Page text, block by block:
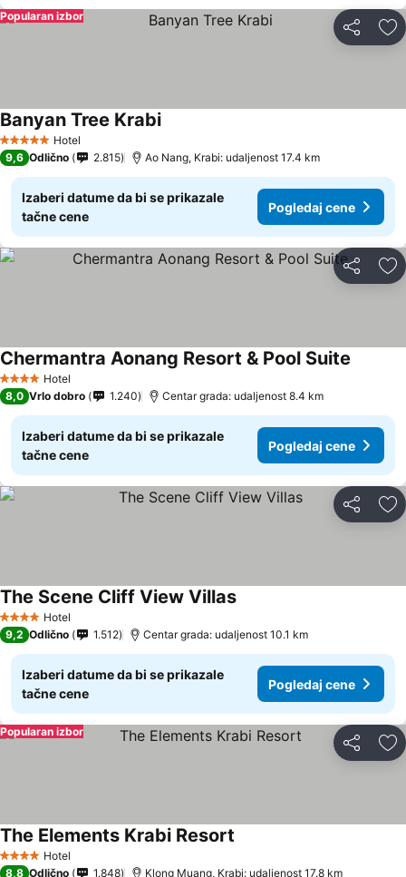
Deli
Popularan izbor
5 ZvezdiceHotel
Banyan Tree Krabi
9,6 Odlično 2.815 Ao Nang, Krabi: udaljenost 17.4 km
Izaberi datume da bi se prikazale
tačne cene
Pogledaj cene
Deli
4 ZvezdiceHotel
Chermantra Aonang Resort & Pool Suite
8,0 Vrlo dobro 1.240 Centar grada: udaljenost 8.4 km
Izaberi datume da bi se prikazale
tačne cene
Pogledaj cene
Deli
4 ZvezdiceHotel
The Scene Cliff View Villas
9,2 Odlično 1.512 Centar grada: udaljenost 10.1 km
Izaberi datume da bi se prikazale
tačne cene
Pogledaj cene
Deli
Popularan izbor
4 ZvezdiceHotel
The Elements Krabi Resort
8,8 Odlično 1.848 Klong Muang, Krabi: udaljenost 17.8 km